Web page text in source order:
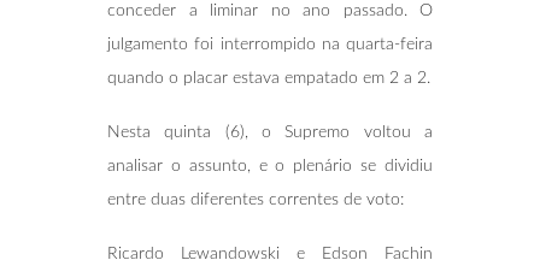
conceder a liminar no ano passado. O
julgamento foi interrompido na quarta-feira
quando o placar estava empatado em 2 a 2.
Nesta quinta (6), o Supremo voltou a
analisar o assunto, e o plenário se dividiu
entre duas diferentes correntes de voto:
Ricardo Lewandowski e Edson Fachin